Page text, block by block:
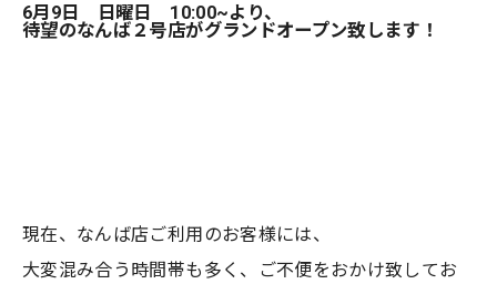
6月9日 日曜日 10:00~より、
待望のなんば２号店がグランドオープン致します！
現在、なんば店ご利用のお客様には、
大変混み合う時間帯も多く、ご不便をおかけ致してお